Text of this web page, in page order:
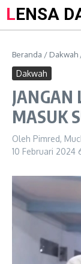
LENSA
Beranda / Dakwah
Dakwah
JANGAN
MASUK
Oleh Pimred,
10 Februari 2024